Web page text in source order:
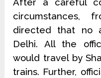
circumstances,
directed that no
Delhi. All the
would travel by
trains. Further,